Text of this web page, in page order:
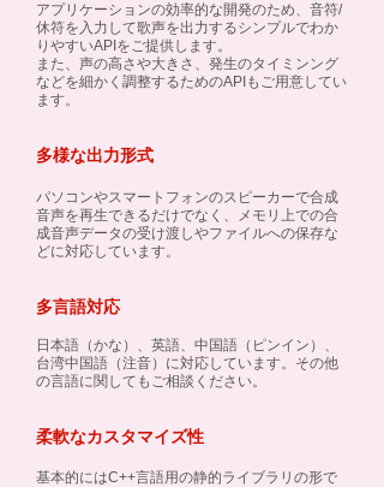
アプリケーションの効率的な開発のため、音符/
休符を入力して歌声を出力するシンプルでわか
りやすいAPIをご提供します。
また、声の高さや大きさ、発生のタイミンング
などを細かく調整するためのAPIもご用意してい
ます。
多様な出力形式
パソコンやスマートフォンのスピーカーで合成
音声を再生できるだけでなく、メモリ上での合
成音声データの受け渡しやファイルへの保存な
どに対応しています。
多言語対応
日本語（かな）、英語、中国語（ピンイン）、
台湾中国語（注音）に対応しています。その他
の言語に関してもご相談ください。
柔軟なカスタマイズ性
基本的にはC++言語用の静的ライブラリの形で